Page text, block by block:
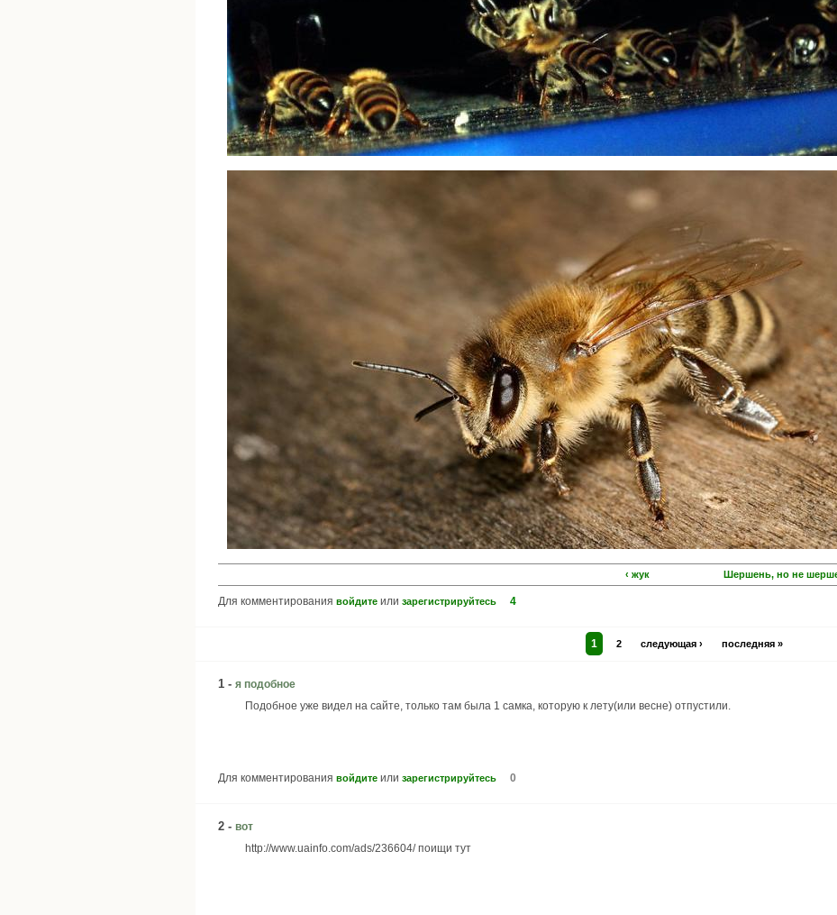
‹ жук Шершень, но не
Для комментирования войдите или зарегистрируйтесь 4
1 2 следующая › последняя »
1 - я подобное
Подобное уже видел на сайте, только там была 1 самка, которую к лету(или весне) отпустили.
Для комментирования войдите или зарегистрируйтесь 0
2 - вот
http://www.uainfo.com/ads/236604/ поищи тут